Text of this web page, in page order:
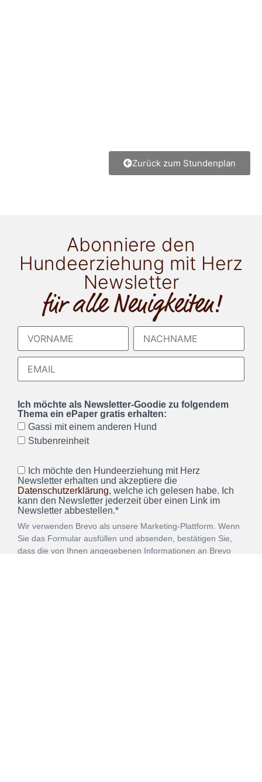
Zurück zum Stundenplan
Abonniere den
Hundeerziehung mit Herz
Newsletter
für alle Neuigkeiten!
Ich möchte als Newsletter-Goodie zu folgendem
Thema ein ePaper gratis erhalten:
Gassi mit einem anderen Hund
Stubenreinheit
Ich möchte den Hundeerziehung mit Herz
Newsletter erhalten und akzeptiere die
Datenschutzerklärung, welche ich gelesen habe. Ich
kann den Newsletter jederzeit über einen Link im
Newsletter abbestellen.*
Wir verwenden Brevo als unsere Marketing-Plattform. Wenn
Sie das Formular ausfüllen und absenden, bestätigen Sie,
dass die von Ihnen angegebenen Informationen an Brevo